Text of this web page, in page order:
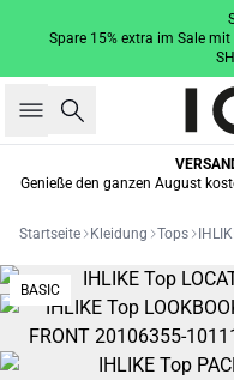
Spare 15% extra im Sale mit
Suche
Genieße den ganzen August
Startseite Kleidung Tops
BASIC